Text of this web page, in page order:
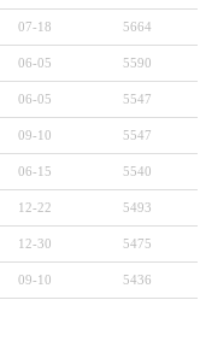
07-18 5664
06-05 5590
06-05 5547
09-10 5547
06-15 5540
12-22 5493
12-30 5475
09-10 5436